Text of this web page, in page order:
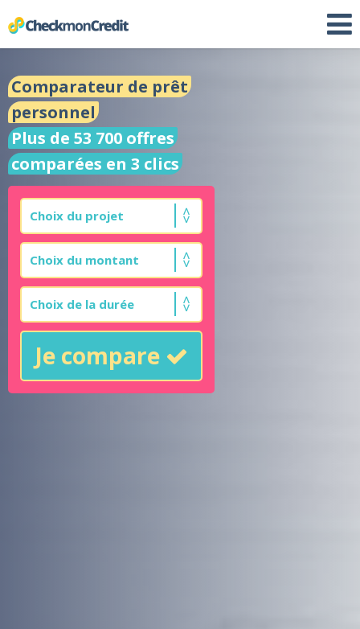
Comparateur de prêt
personnel
Plus de 53 700 offres
comparées en 3 clics
Je compare